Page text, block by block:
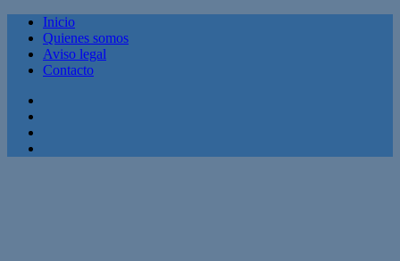
Inicio
Quienes somos
Aviso legal
Contacto